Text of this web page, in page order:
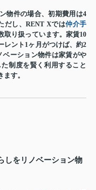
物件の場合、初期費用は4
だし、 RENT Xでは仲介手
取り扱っています。家賃10
レント1ヶ月がつけば、約2
ベーション物件は家賃がや
制度を賢く利用すること
す。
しをリノベーション物